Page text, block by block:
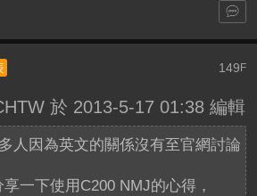
149 F
於 2013-5-17 01:38 編輯
人因為英文的關係沒有至官網討論
一下使用C200 NMJ的心得，